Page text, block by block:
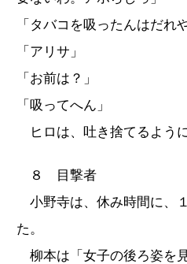
「タバコを吸ったんはだれ
「アリサ」
「お前は？」
「吸ってへん」
ヒロは、吐き捨てるように
８ 目撃者
小野寺は、休み時間に、
た。
柳本は「女子の後ろ姿を